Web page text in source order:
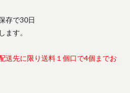
存で30日
ます。
送先に限り送料１個口で4個までお